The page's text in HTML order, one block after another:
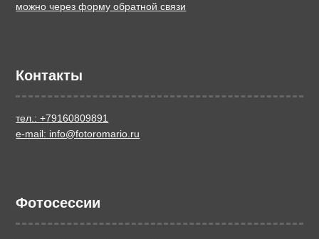
можно через форму обратной связи
Контакты
тел.: +79160809891
e-mail: info@fotoromario.ru
Фотосессии